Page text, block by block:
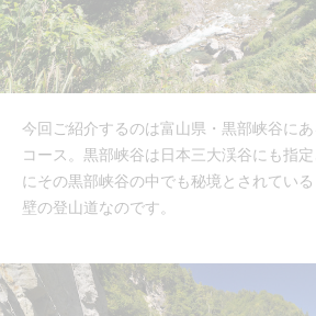
今回ご紹介するのは富山県・黒部峡谷に
コース。黒部峡谷は日本三大渓谷にも指
にその黒部峡谷の中でも秘境とされてい
壁の登山道なのです。